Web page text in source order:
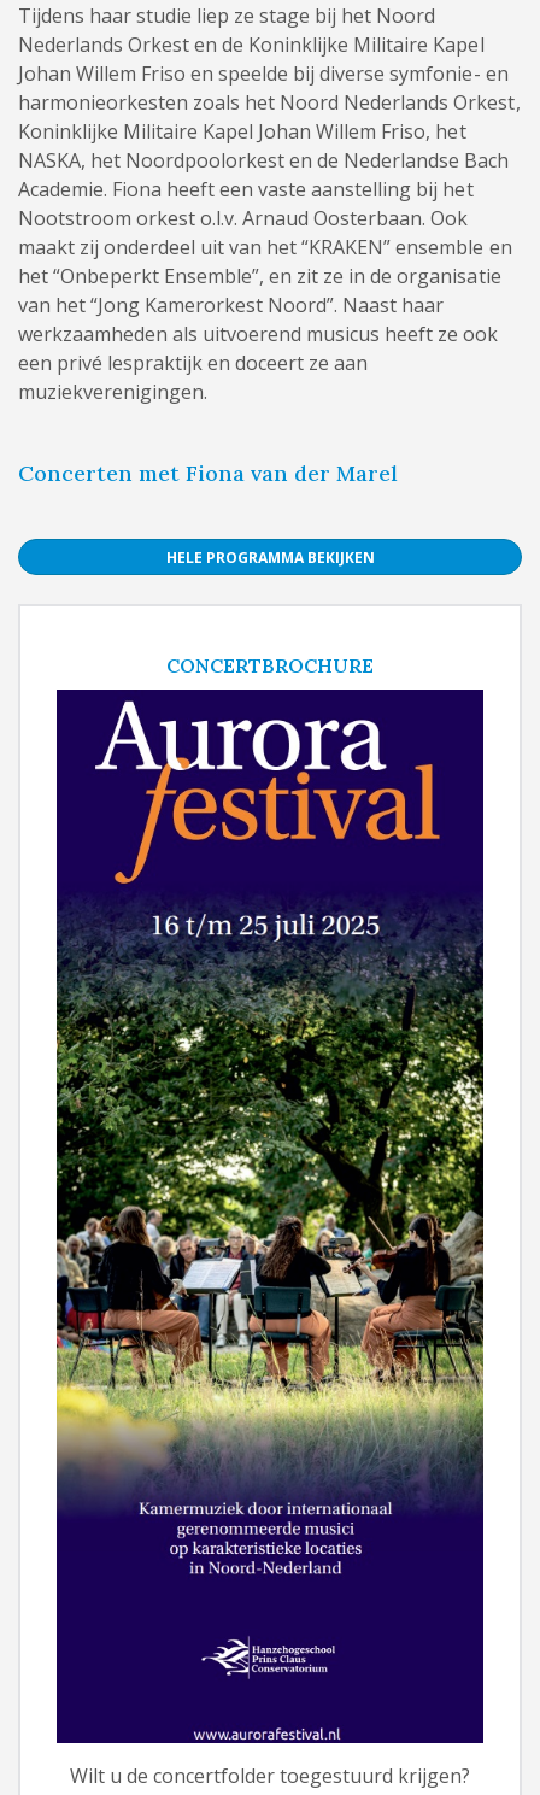
Tijdens haar studie liep ze stage bij het Noord
Nederlands Orkest en de Koninklijke Militaire Kapel
Johan Willem Friso en speelde bij diverse symfonie- en
harmonieorkesten zoals het Noord Nederlands Orkest,
Koninklijke Militaire Kapel Johan Willem Friso, het
NASKA, het Noordpoolorkest en de Nederlandse Bach
Academie. Fiona heeft een vaste aanstelling bij het
Nootstroom orkest o.l.v. Arnaud Oosterbaan. Ook
maakt zij onderdeel uit van het “KRAKEN” ensemble en
het “Onbeperkt Ensemble”, en zit ze in de organisatie
van het “Jong Kamerorkest Noord”. Naast haar
werkzaamheden als uitvoerend musicus heeft ze ook
een privé lespraktijk en doceert ze aan
muziekverenigingen.
Concerten met Fiona van der Marel
HELE PROGRAMMA BEKIJKEN
CONCERTBROCHURE
Wilt u de concertfolder toegestuurd krijgen?